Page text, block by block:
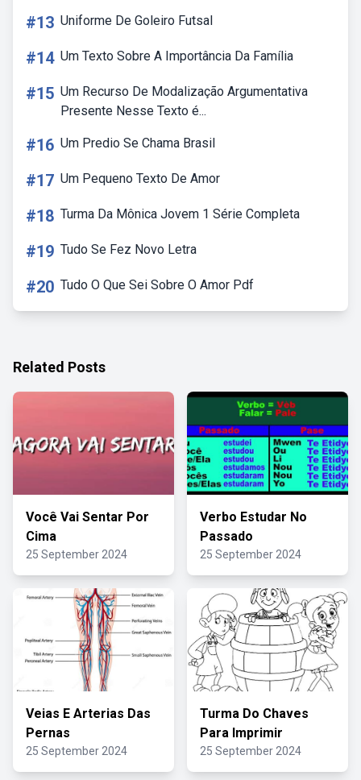
#13 Uniforme De Goleiro Futsal
#14 Um Texto Sobre A Importância Da Família
#15 Um Recurso De Modalização Argumentativa
Presente Nesse Texto é...
#16 Um Predio Se Chama Brasil
#17 Um Pequeno Texto De Amor
#18 Turma Da Mônica Jovem 1 Série Completa
#19 Tudo Se Fez Novo Letra
#20 Tudo O Que Sei Sobre O Amor Pdf
Related Posts
Você Vai Sentar Por
Cima
25 September 2024
Verbo Estudar No
Passado
25 September 2024
Veias E Arterias Das
Pernas
25 September 2024
Turma Do Chaves
Para Imprimir
25 September 2024